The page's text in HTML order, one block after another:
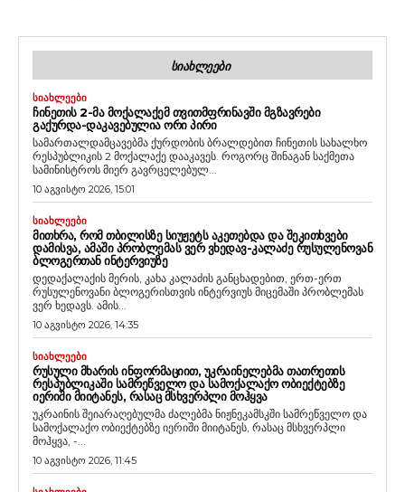
ᲡᲘᲐᲮᲚᲔᲔᲑᲘ
ᲡᲘᲐᲮᲚᲔᲔᲑᲘ
ᲩᲘᲜᲔᲗᲘᲡ 2-ᲛᲐ ᲛᲝᲥᲐᲚᲐᲥᲔᲛ ᲗᲕᲘᲗᲛᲤᲠᲘᲜᲐᲕᲨᲘ ᲛᲒᲖᲐᲕᲠᲔᲑᲘ
ᲒᲐᲥᲣᲠᲓᲐ-ᲓᲐᲙᲐᲕᲔᲑᲣᲚᲘᲐ ᲝᲠᲘ ᲞᲘᲠᲘ
სამართალდამცავებმა ქურდობის ბრალდებით ჩინეთის სახალხო
რესპუბლიკის 2 მოქალაქე დააკავეს. როგორც შინაგან საქმეთა
სამინისტროს მიერ გავრცელებულ...
10 აგვისტო 2026, 15:01
ᲡᲘᲐᲮᲚᲔᲔᲑᲘ
ᲛᲘᲗᲮᲠᲐ, ᲠᲝᲛ ᲗᲑᲘᲚᲘᲡᲖᲔ ᲡᲘᲣᲟᲔᲢᲡ ᲐᲙᲔᲗᲔᲑᲓᲐ ᲓᲐ ᲨᲔᲙᲘᲗᲮᲕᲔᲑᲘ
ᲓᲐᲛᲘᲡᲕᲐ, ᲐᲛᲐᲨᲘ ᲞᲠᲝᲑᲚᲔᲛᲐᲡ ᲕᲔᲠ ᲕᲮᲔᲓᲐᲕ-ᲙᲐᲚᲐᲫᲔ ᲠᲣᲡᲣᲚᲔᲜᲝᲕᲐᲜ
ᲑᲚᲝᲒᲔᲠᲗᲐᲜ ᲘᲜᲢᲔᲠᲕᲘᲣᲖᲔ
დედაქალაქის მერის, კახა კალაძის განცხადებით, ერთ-ერთ
რუსულენოვანი ბლოგერისთვის ინტერვიუს მიცემაში პრობლემას
ვერ ხედავს. ამის...
10 აგვისტო 2026, 14:35
ᲡᲘᲐᲮᲚᲔᲔᲑᲘ
ᲠᲣᲡᲣᲚᲘ ᲛᲮᲐᲠᲘᲡ ᲘᲜᲤᲝᲠᲛᲐᲪᲘᲘᲗ, ᲣᲙᲠᲐᲘᲜᲔᲚᲔᲑᲛᲐ ᲗᲐᲗᲠᲔᲗᲘᲡ
ᲠᲔᲡᲞᲣᲑᲚᲘᲙᲐᲨᲘ ᲡᲐᲛᲠᲔᲬᲕᲔᲚᲝ ᲓᲐ ᲡᲐᲛᲝᲥᲐᲚᲐᲥᲝ ᲝᲑᲘᲔᲥᲢᲔᲑᲖᲔ
ᲘᲔᲠᲘᲨᲘ ᲛᲘᲘᲢᲐᲜᲔᲡ, ᲠᲐᲡᲐᲪ ᲛᲡᲮᲕᲔᲠᲞᲚᲘ ᲛᲝᲰᲧᲕᲐ
უკრაინის შეიარაღებულმა ძალებმა ნიჟნეკამსკში სამრეწველო და
სამოქალაქო ობიექტებზე იერიში მიიტანეს, რასაც მსხვერპლი
მოჰყვა, -...
10 აგვისტო 2026, 11:45